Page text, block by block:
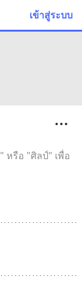
เข้าสู่ระบบ
หรือ "ศิลป์" เพื่อ